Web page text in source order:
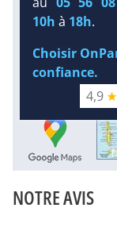
Snorkeling :
Plongée sous-
Détails
Excursions :
NOTRE AVIS
10h à 18h.
Choisir
confiance.
4,9